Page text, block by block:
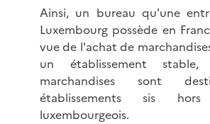
Ainsi, un bureau qu'une
Luxembourg possède en
vue de l'achat de
un établissement
marchandises sont
établissements sis
luxembourgeois.